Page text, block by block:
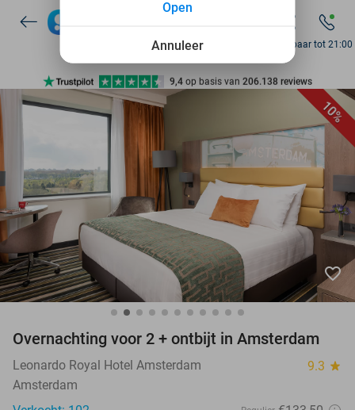
7 dagen per week beschikbaar
10+ miljoen leden
Ontdek 15.000+ deals
7 dagen per week beschikbaar
10+ miljoen leden
Bereikbaar tot 21:00
10%
favorite_border
Overnachting voor 2 + ontbijt in Amsterdam
Leonardo Royal Hotel Amsterdam 9.3 star
Amsterdam
Annuleer
Open